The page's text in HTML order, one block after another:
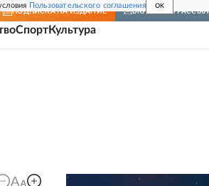
Пользовательского соглашения OK
ПОДПИСКА НА ИЗДАНИЕ ВКЛЮЧИТЬ
СпортКультура